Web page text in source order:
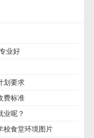
业好
划要求
费标准
业呢？
校食堂环境图片